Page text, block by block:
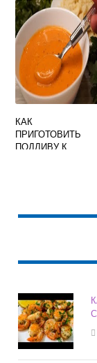
КАРТОШКОЙ
КАК
ПРИГОТОВИТЬ
ПОДЛИВУ К